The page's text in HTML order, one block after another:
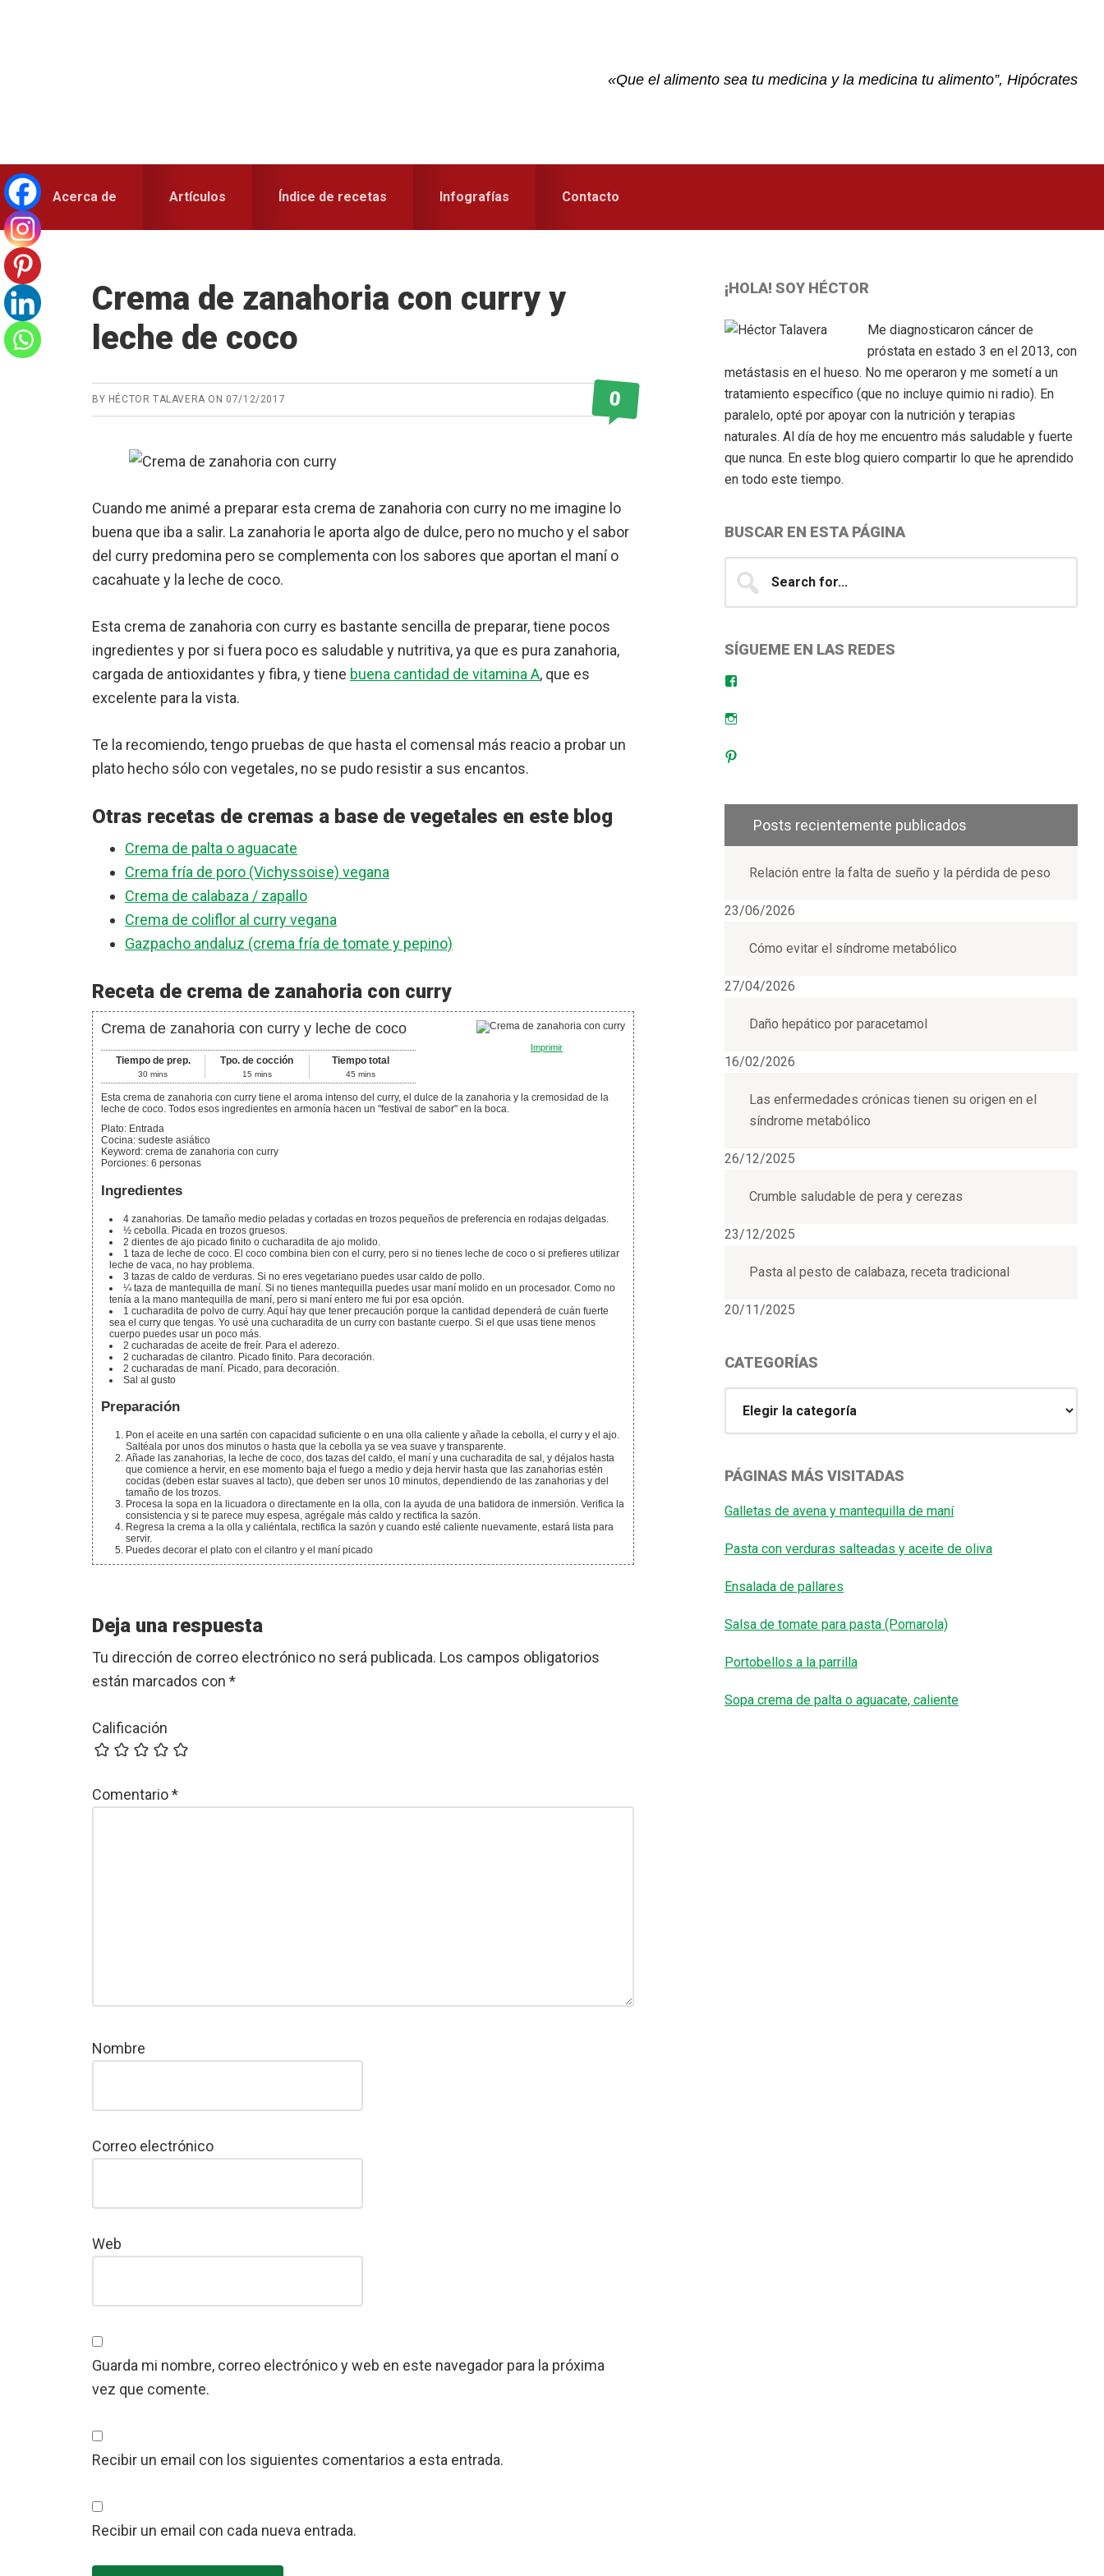
«Que el alimento sea tu medicina y la medicina tu alimento”, Hipócrates
Acerca de Artículos Índice de recetas Infografías Contacto
Crema de zanahoria con curry y
leche de coco
BY HÉCTOR TALAVERA ON 07/12/2017 0
Cuando me animé a preparar esta crema de zanahoria con curry no me imagine lo
buena que iba a salir. La zanahoria le aporta algo de dulce, pero no mucho y el sabor
del curry predomina pero se complementa con los sabores que aportan el maní o
cacahuate y la leche de coco.
Esta crema de zanahoria con curry es bastante sencilla de preparar, tiene pocos
ingredientes y por si fuera poco es saludable y nutritiva, ya que es pura zanahoria,
cargada de antioxidantes y fibra, y tiene buena cantidad de vitamina A, que es
excelente para la vista.
Te la recomiendo, tengo pruebas de que hasta el comensal más reacio a probar un
plato hecho sólo con vegetales, no se pudo resistir a sus encantos.
Otras recetas de cremas a base de vegetales en este blog
Crema de palta o aguacate
Crema fría de poro (Vichyssoise) vegana
Crema de calabaza / zapallo
Crema de coliflor al curry vegana
Gazpacho andaluz (crema fría de tomate y pepino)
Receta de crema de zanahoria con curry
Imprimir
Crema de zanahoria con curry y leche de coco
Tiempo de prep.
30 mins
Tpo. de cocción
15 mins
Tiempo total
45 mins
Esta crema de zanahoria con curry tiene el aroma intenso del curry, el dulce de la zanahoria y la cremosidad de la
leche de coco. Todos esos ingredientes en armonía hacen un "festival de sabor" en la boca.
Plato: Entrada
Cocina: sudeste asiático
Keyword: crema de zanahoria con curry
Porciones: 6 personas
Ingredientes
4 zanahorias. De tamaño medio peladas y cortadas en trozos pequeños de preferencia en rodajas delgadas.
½ cebolla. Picada en trozos gruesos.
2 dientes de ajo picado finito o cucharadita de ajo molido.
1 taza de leche de coco. El coco combina bien con el curry, pero si no tienes leche de coco o si prefieres utilizar
leche de vaca, no hay problema.
3 tazas de caldo de verduras. Si no eres vegetariano puedes usar caldo de pollo.
¼ taza de mantequilla de maní. Si no tienes mantequilla puedes usar maní molido en un procesador. Como no
tenía a la mano mantequilla de maní, pero si maní entero me fui por esa opción.
1 cucharadita de polvo de curry. Aquí hay que tener precaución porque la cantidad dependerá de cuán fuerte
sea el curry que tengas. Yo usé una cucharadita de un curry con bastante cuerpo. Si el que usas tiene menos
cuerpo puedes usar un poco más.
2 cucharadas de aceite de freír. Para el aderezo.
2 cucharadas de cilantro. Picado finito. Para decoración.
2 cucharadas de maní. Picado, para decoración.
Sal al gusto
Preparación
Pon el aceite en una sartén con capacidad suficiente o en una olla caliente y añade la cebolla, el curry y el ajo.
Saltéala por unos dos minutos o hasta que la cebolla ya se vea suave y transparente.
Añade las zanahorias, la leche de coco, dos tazas del caldo, el maní y una cucharadita de sal, y déjalos hasta
que comience a hervir, en ese momento baja el fuego a medio y deja hervir hasta que las zanahorias estén
cocidas (deben estar suaves al tacto), que deben ser unos 10 minutos, dependiendo de las zanahorias y del
tamaño de los trozos.
Procesa la sopa en la licuadora o directamente en la olla, con la ayuda de una batidora de inmersión. Verifica la
consistencia y si te parece muy espesa, agrégale más caldo y rectifica la sazón.
Regresa la crema a la olla y caliéntala, rectifica la sazón y cuando esté caliente nuevamente, estará lista para
servir.
Puedes decorar el plato con el cilantro y el maní picado
Reader
Interactions
Deja una respuesta
Tu dirección de correo electrónico no será publicada. Los campos obligatorios
están marcados con *
Calificación
Comentario*
Nombre
Correo electrónico
Web
Guarda mi nombre, correo electrónico y web en este navegador para la próxima
vez que comente.
Recibir un email con los siguientes comentarios a esta entrada.
Recibir un email con cada nueva entrada.
Primary
Sidebar
¡HOLA! SOY HÉCTOR
Me diagnosticaron cáncer de
próstata en estado 3 en el 2013, con
metástasis en el hueso. No me operaron y me sometí a un
tratamiento específico (que no incluye quimio ni radio). En
paralelo, opté por apoyar con la nutrición y terapias
naturales. Al día de hoy me encuentro más saludable y fuerte
que nunca. En este blog quiero compartir lo que he aprendido
en todo este tiempo.
BUSCAR EN ESTA PÁGINA
for...
SÍGUEME EN LAS REDES
Posts recientemente publicados
Relación entre la falta de sueño y la pérdida de peso
23/06/2026
Cómo evitar el síndrome metabólico
27/04/2026
Daño hepático por paracetamol
16/02/2026
Las enfermedades crónicas tienen su origen en el
síndrome metabólico
26/12/2025
Crumble saludable de pera y cerezas
23/12/2025
Pasta al pesto de calabaza, receta tradicional
20/11/2025
CATEGORÍAS
PÁGINAS MÁS VISITADAS
Galletas de avena y mantequilla de maní
Pasta con verduras salteadas y aceite de oliva
Ensalada de pallares
Salsa de tomate para pasta (Pomarola)
Portobellos a la parrilla
Sopa crema de palta o aguacate, caliente